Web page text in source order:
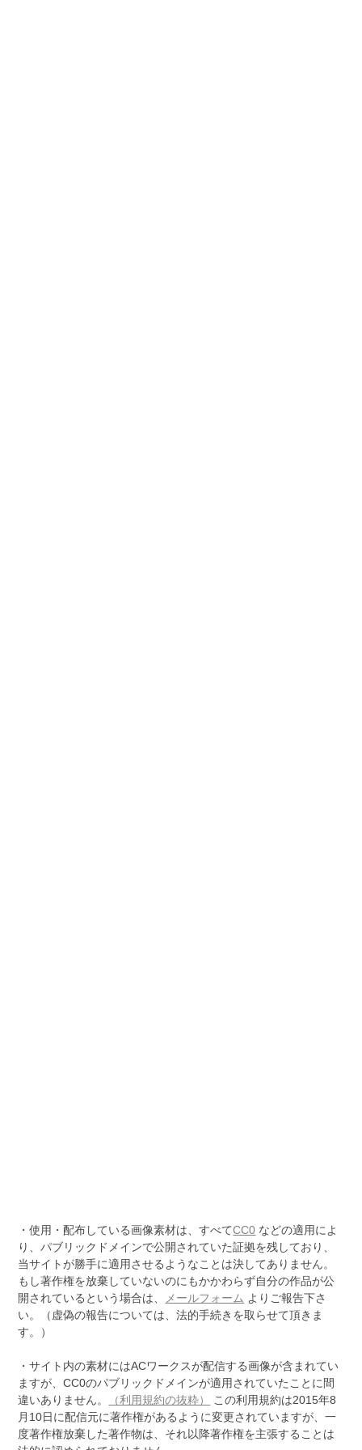
・使用・配布している画像素材は、すべてCC0 などの適用によ
り、パブリックドメインで公開されていた証拠を残しており、
当サイトが勝手に適用させるようなことは決してありません。
もし著作権を放棄していないのにもかかわらず自分の作品が公
開されているという場合は、
メールフォーム よりご報告下さ
い。（虚偽の報告については、法的手続きを取らせて頂きま
す。）
・サイト内の素材にはACワークスが配信する画像が含まれてい
ますが、CC0のパブリックドメインが適用されていたことに間
違いありません。
（利用規約の抜粋）
この利用規約は2015年8
月10日に配信元に著作権があるように変更されていますが、一
度著作権放棄した著作物は、それ以降著作権を主張することは